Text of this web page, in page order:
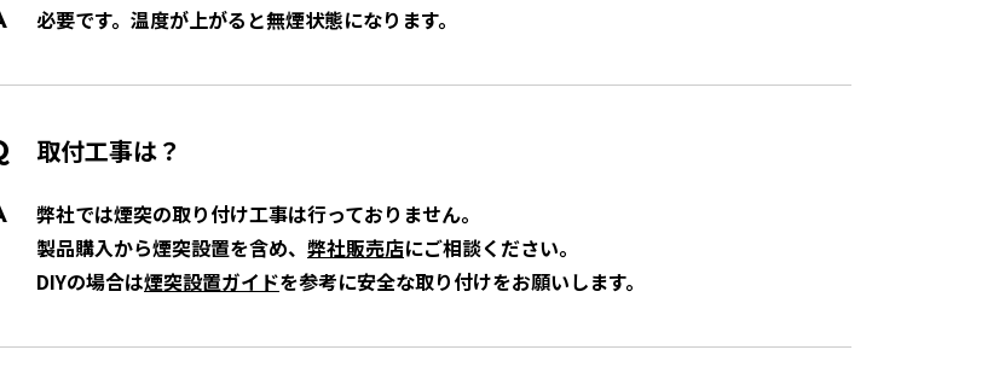
必要です。温度が上がると無煙状態になります。
取付工事は？
弊社では煙突の取り付け工事は行っておりません。
製品購入から煙突設置を含め、 弊社販売店にご相談ください。
DIYの場合は煙突設置ガイドを参考に安全な取り付けをお願いします。